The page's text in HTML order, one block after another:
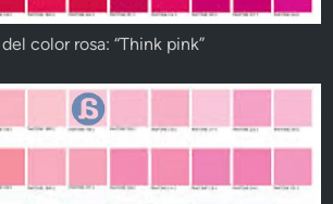
color rosa: “Think pink”